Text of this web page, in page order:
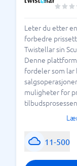
Leter du etter
forbedre
Twistellar sin
Denne
fordeler som
muligheter for
11-500